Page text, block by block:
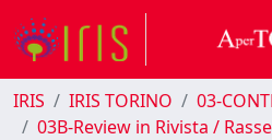
IRIS IRIS TORINO
03-
03B-Review in Rivista /